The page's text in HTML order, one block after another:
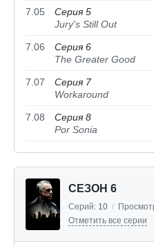
7.05
Серия 5
Jury's Still Out
7.06
Серия 6
The Greater Good
7.07
Серия 7
Workaround
7.08
Серия 8
Por Sonia
СЕЗОН 6
Серий: 10 /
Отметить все серии